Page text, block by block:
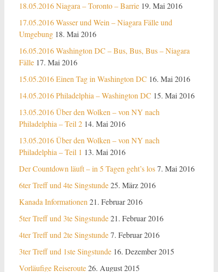
18.05.2016 Niagara – Toronto – Barrie 19. Mai 2016
17.05.2016 Wasser und Wein – Niagara Fälle und
Umgebung 18. Mai 2016
16.05.2016 Washington DC – Bus, Bus, Bus – Niagara
Fälle 17. Mai 2016
15.05.2016 Einen Tag in Washington DC 16. Mai 2016
14.05.2016 Philadelphia – Washington DC 15. Mai 2016
13.05.2016 Über den Wolken – von NY nach
Philadelphia – Teil 2 14. Mai 2016
13.05.2016 Über den Wolken – von NY nach
Philadelphia – Teil 1 13. Mai 2016
Der Countdown läuft – in 5 Tagen geht’s los7. Mai 2016
6ter Treff und 4te Singstunde25. März 2016
Kanada Informationen 21. Februar 2016
5ter Treff und 3te Singstunde21. Februar 2016
4ter Treff und 2te Singstunde7. Februar 2016
3ter Treff und 1ste Singstunde 16. Dezember 2015
Vorläufige Reiseroute26. August 2015